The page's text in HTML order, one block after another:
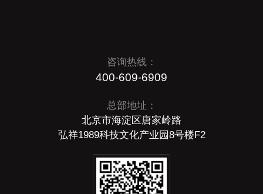
咨询热线：
400-609-6909
总部地址：
北京市海淀区唐家岭路
弘祥1989科技文化产业园8号楼F2